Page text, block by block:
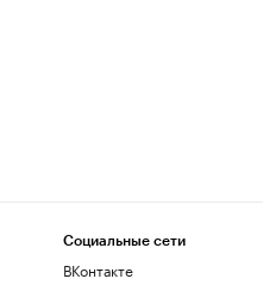
Социальные сети
ВКонтакте